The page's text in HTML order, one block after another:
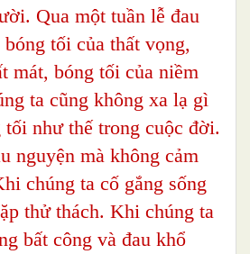
Qua một tuần lễ đau
tối của thất vọng,
mát, bóng tối của niềm
ta cũng không xa lạ gì
như thế trong cuộc đời.
nguyện mà không cảm
chúng ta cố gắng sống
thử thách. Khi chúng ta
bất công và đau khổ